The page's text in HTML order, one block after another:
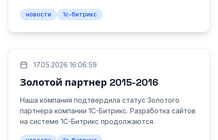
новости 1с-битрикс
17.05.2026 16:06:59
Золотой партнер 2015-2016
Наша компания подтвердила статус Золотого
партнера компании 1С-Битрикс. Разработка сайтов
на системе 1С-Битрикс продолжаются.